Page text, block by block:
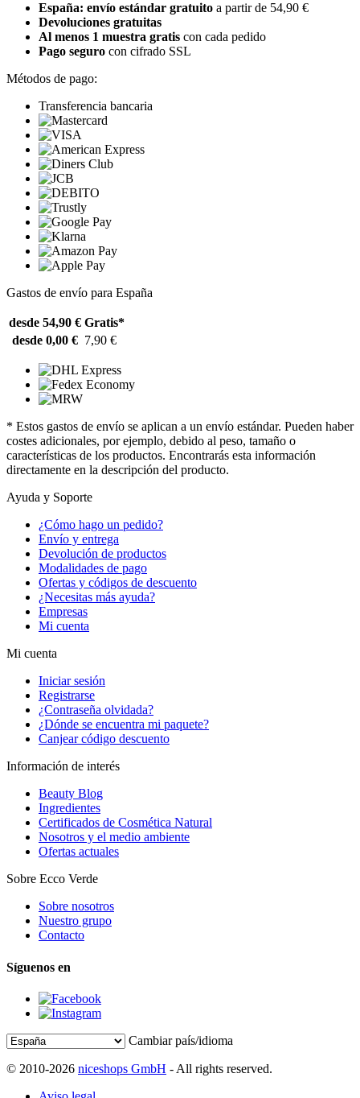
España: envío estándar gratuito a partir de 54,90 €
Devoluciones gratuitas
Al menos 1 muestra gratis con cada pedido
Pago seguro con cifrado SSL
Métodos de pago:
Transferencia bancaria
Gastos de envío para España
desde 54,90 € Gratis*
desde 0,00 € 7,90 €
* Estos gastos de envío se aplican a un envío estándar. Pueden haber
costes adicionales, por ejemplo, debido al peso, tamaño o
características de los productos. Encontrarás esta información
directamente en la descripción del producto.
Ayuda y Soporte
¿Cómo hago un pedido?
Envío y entrega
Devolución de productos
Modalidades de pago
Ofertas y códigos de descuento
¿Necesitas más ayuda?
Empresas
Mi cuenta
Mi cuenta
Iniciar sesión
Registrarse
¿Contraseña olvidada?
¿Dónde se encuentra mi paquete?
Canjear código descuento
Información de interés
Beauty Blog
Ingredientes
Certificados de Cosmética Natural
Nosotros y el medio ambiente
Ofertas actuales
Sobre Ecco Verde
Sobre nosotros
Nuestro grupo
Contacto
Síguenos en
Cambiar país/idioma
© 2010-2026 niceshops GmbH - All rights reserved.